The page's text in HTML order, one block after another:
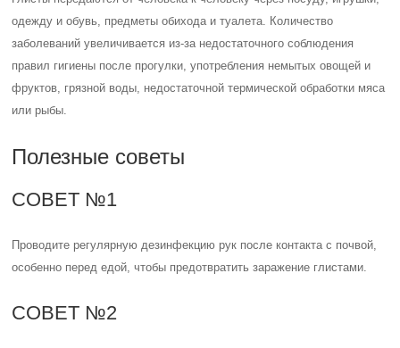
одежду и обувь, предметы обихода и туалета. Количество
заболеваний увеличивается из-за недостаточного соблюдения
правил гигиены после прогулки, употребления немытых овощей и
фруктов, грязной воды, недостаточной термической обработки мяса
или рыбы.
Полезные советы
СОВЕТ №1
Проводите регулярную дезинфекцию рук после контакта с почвой,
особенно перед едой, чтобы предотвратить заражение глистами.
СОВЕТ №2